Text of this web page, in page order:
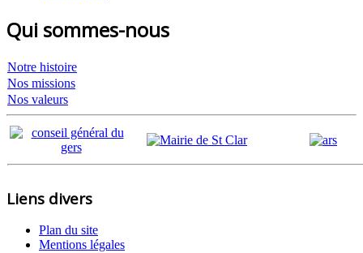
Qui sommes-nous
Notre histoire
Nos missions
Nos valeurs
Liens divers
Plan du site
Mentions légales